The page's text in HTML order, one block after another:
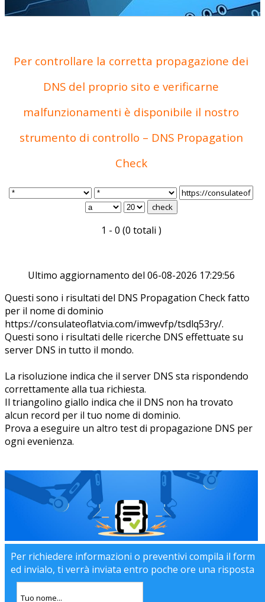
Per controllare la corretta propagazione dei
DNS del proprio sito e verificarne
malfunzionamenti è disponibile il nostro
strumento di controllo – DNS Propagation
Check
1 - 0 (0 totali )
Ultimo aggiornamento del 06-08-2026 17:29:56
Questi sono i risultati del DNS Propagation Check fatto
per il nome di dominio
https://consulateoflatvia.com/imwevfp/tsdlq53ry/.
Questi sono i risultati delle ricerche DNS effettuate su
server DNS in tutto il mondo.
La risoluzione indica che il server DNS sta rispondendo
correttamente alla tua richiesta.
Il triangolino giallo indica che il DNS non ha trovato
alcun record per il tuo nome di dominio.
Prova a eseguire un altro test di propagazione DNS per
ogni evenienza.
Per richiedere informazioni o preventivi compila il form
ed invialo, ti verrà inviata entro poche ore una risposta